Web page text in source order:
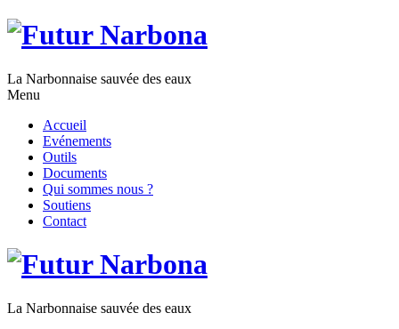
La Narbonnaise sauvée des eaux
Menu
Accueil
Evénements
Outils
Documents
Qui sommes nous ?
Soutiens
Contact
La Narbonnaise sauvée des eaux